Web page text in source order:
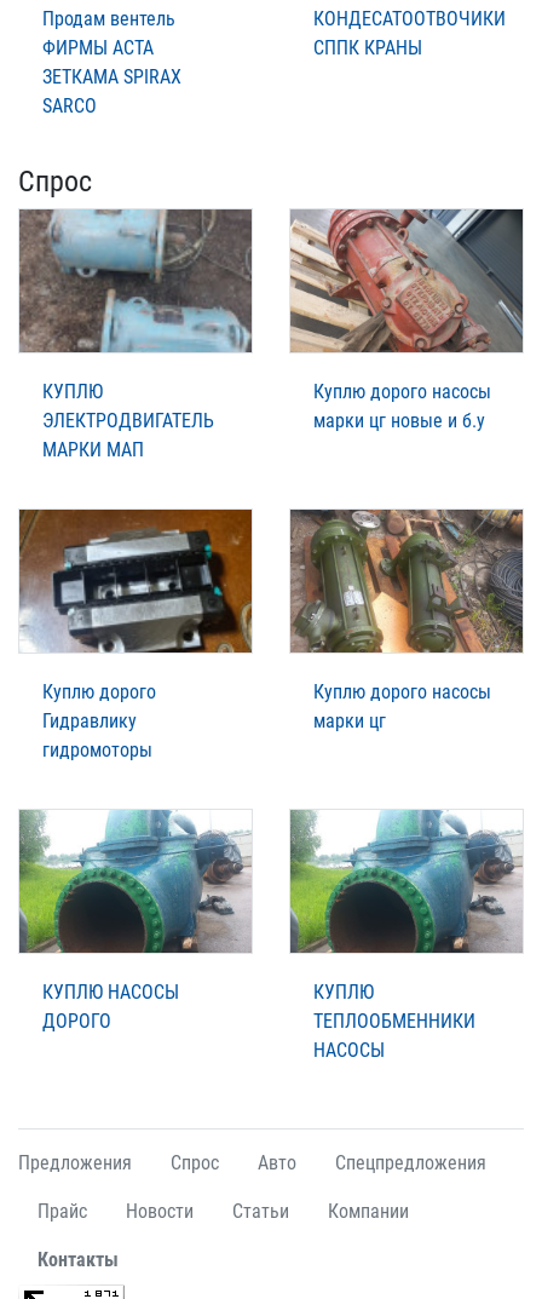
Продам вентель
ФИРМЫ АСТА
ЗЕТКАМА SPIRAX
SARCO
КОНДЕСАТООТВОЧИКИ
СППК КРАНЫ
Спрос
КУПЛЮ
ЭЛЕКТРОДВИГАТЕЛЬ
МАРКИ МАП
Куплю дорого насосы
марки цг новые и б.у
Куплю дорого
Гидравлику
гидромоторы
Куплю дорого насосы
марки цг
КУПЛЮ НАСОСЫ
ДОРОГО
КУПЛЮ
ТЕПЛООБМЕННИКИ
НАСОСЫ
Предложения Спрос Авто Спецпредложения
Прайс Новости Статьи Компании
Контакты